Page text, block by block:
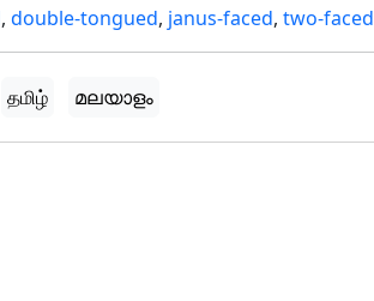
, double-tongued, janus-faced, two-faced
தமிழ் മലയാളം